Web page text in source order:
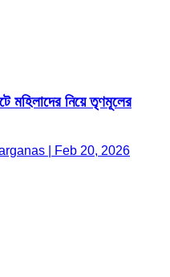
মহিলাদের নিয়ে তৃণমূলের
| Feb 20, 2026